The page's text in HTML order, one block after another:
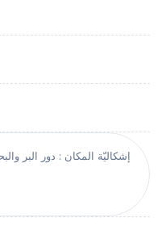
إشكاليّة المكان : دور البر